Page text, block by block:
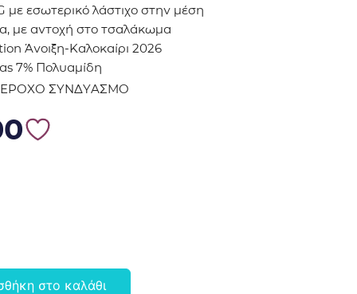
με εσωτερικό λάστιχο στην μέση
με αντοχή στο τσαλάκωμα
Άνοιξη-Καλοκαίρι 2026
7% Πολυαμίδη
ΣΥΝΔΥΑΣΜΟ
στο καλάθι